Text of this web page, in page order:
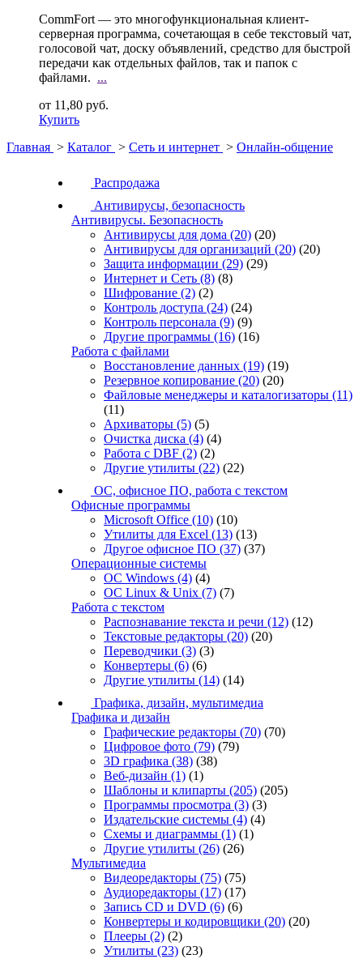
CommFort — это многофункциональная клиент-
серверная программа, сочетающая в себе текстовый чат,
голосовой чат, доску объявлений, средство для быстрой
передачи как отдельных файлов, так и папок с
файлами. ...
от 11,80 руб.
Купить
Главная > Каталог > Сеть и интернет > Онлайн-общение
Распродажа
Антивирусы, безопасность
Антивирусы. Безопасность
Антивирусы для дома (20) (20)
Антивирусы для организаций (20) (20)
Защита информации (29) (29)
Интернет и Сеть (8) (8)
Шифрование (2) (2)
Контроль доступа (24) (24)
Контроль персонала (9) (9)
Другие программы (16) (16)
Работа с файлами
Восстановление данных (19) (19)
Резервное копирование (20) (20)
Файловые менеджеры и каталогизаторы (11)
(11)
Архиваторы (5) (5)
Очистка диска (4) (4)
Работа с DBF (2) (2)
Другие утилиты (22) (22)
ОС, офисное ПО, работа с текстом
Офисные программы
Microsoft Office (10) (10)
Утилиты для Excel (13) (13)
Другое офисное ПО (37) (37)
Операционные системы
ОС Windows (4) (4)
ОС Linux & Unix (7) (7)
Работа с текстом
Распознавание текста и речи (12) (12)
Текстовые редакторы (20) (20)
Переводчики (3) (3)
Конвертеры (6) (6)
Другие утилиты (14) (14)
Графика, дизайн, мультимедиа
Графика и дизайн
Графические редакторы (70) (70)
Цифровое фото (79) (79)
3D графика (38) (38)
Веб-дизайн (1) (1)
Шаблоны и клипарты (205) (205)
Программы просмотра (3) (3)
Издательские системы (4) (4)
Схемы и диаграммы (1) (1)
Другие утилиты (26) (26)
Мультимедиа
Видеоредакторы (75) (75)
Аудиоредакторы (17) (17)
Запись CD и DVD (6) (6)
Конвертеры и кодировщики (20) (20)
Плееры (2) (2)
Утилиты (23) (23)